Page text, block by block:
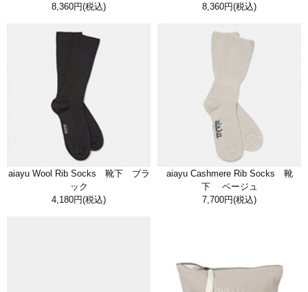
8,360円(税込)
8,360円(税込)
aiayu Wool Rib Socks 靴下 ブラ
ック
4,180円(税込)
aiayu Cashmere Rib Socks 靴
下 ベージュ
7,700円(税込)